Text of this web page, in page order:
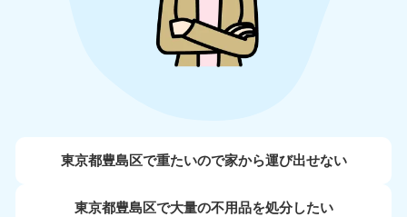
東京都豊島区で重たいので家から運び出せない
東京都豊島区で大量の不用品を処分したい